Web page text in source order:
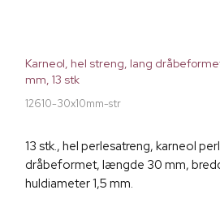
Karneol, hel streng, lang
mm, 13 stk
12610-30x10mm-str
13 stk., hel perlesatreng, karneol
dråbeformet, længde 30 mm,
huldiameter 1,5 mm.